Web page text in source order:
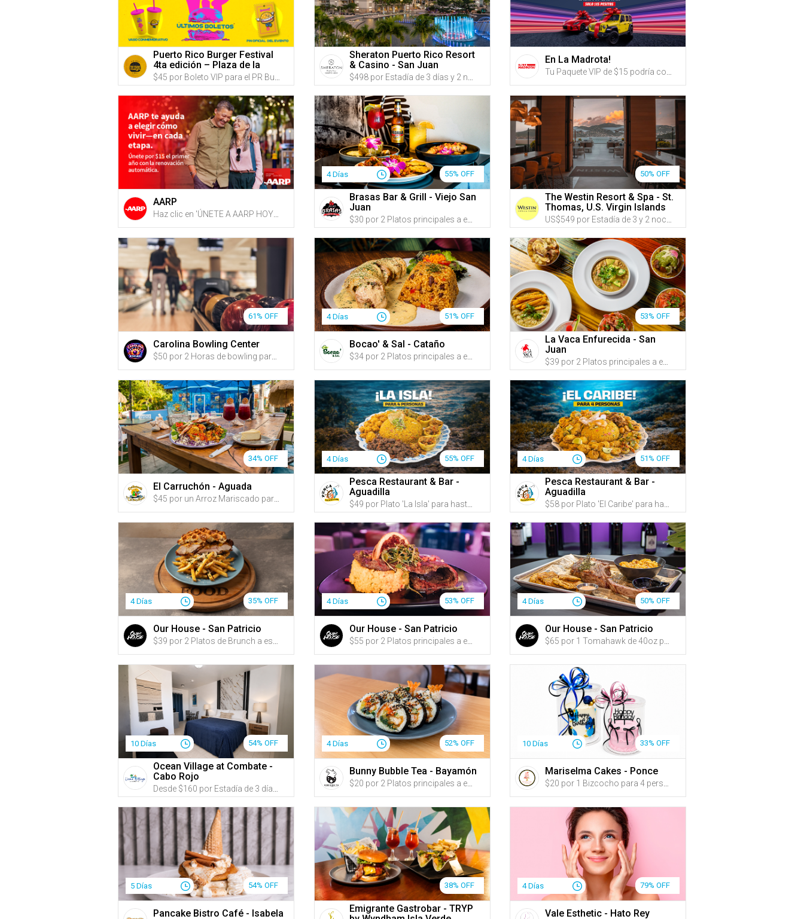
Puerto Rico Burger Festival
4ta edición – Plaza de la
Independencia, (Predios
Hiram Bithorn & Roberto
Clemente
Sheraton Puerto Rico Resort
& Casino - San Juan
En La Madrota!
AARP
4 Días 55% OFF
Brasas Bar & Grill - Viejo San
Juan
$30 por 2 Platos principales a escoger entre: Mofongo relleno de pollo en salsa cremosa de ajo; Salmón en salsa de parcha acompañado de majado del día; o Carne frita acompañada de mamposteao y tostones + 2 Sangrías, cervezas, jugos naturales o refrescos
50% OFF
The Westin Resort & Spa - St.
Thomas, U.S. Virgin Islands
61% OFF
Carolina Bowling Center
4 Días 51% OFF
Bocao' & Sal - Cataño
$34 por 2 Platos principales a escoger entre: Mofongo relleno de ropa vieja, camarones o pollo (escoge la salsa); Pechuga rellena de pulled pork, queso crema y amarillos, en salsa cremosa de ajo y tocineta; Filete de mero al ajillo o a la criolla; o Pasta en salsa de cuatro quesos con pollo o camarones servida con pan + 1 Acompañante a escoger entre: arroz mamposteao, arroz blanco y habichuelas, tostones de plátano, papas fritas hechas en casa, amarillos o ensalada de la casa + 1 Aperitivo a escoger entre: croquetas de mamposteao o empanadillas de pulled pork con salsa Guava BBQ y queso derretido + 2 Sangrías de la casa o refrescos + 15% de Descuento en postres (crème brûlée, flan de queso o cheesecake)
53% OFF
La Vaca Enfurecida - San
Juan
34% OFF
El Carruchón - Aguada
4 Días 55% OFF
Pesca Restaurant & Bar -
Aguadilla
$49 por Plato 'La Isla' para hasta 4 personas que incluye: Fajitas de churrasco, Masitas de pechuga, Pernil al mojo y Tostones rellenos de pechuga de pollo y amarillos + Arroz mamposteao + 4 Sangrías de guayaba o refrescos
4 Días 51% OFF
Pesca Restaurant & Bar -
Aguadilla
4 Días 35% OFF
Our House - San Patricio
4 Días 53% OFF
Our House - San Patricio
$55 por 2 Platos principales a escoger entre: T-Bone Steak (22oz), Churrasco (14oz), Porterhouse (20oz) o New York (12oz) + 1 Acompañante por plato a escoger entre: Arroz blanco con habichuelas, tostones, papas fritas, batatas fritas, papitas de pana, arañitas, Caesar Side Salad o House Salad + 2 Cócteles (1 por persona) a escoger entre: Tamarindo Sunset, Caribbean Storm, Cosmo Waba, Golden Honey, Watermelon Margarita o Reptile Margarita
4 Días 50% OFF
Our House - San Patricio
10 Días 54% OFF
Ocean Village at Combate -
Cabo Rojo
4 Días 52% OFF
Bunny Bubble Tea - Bayamón
$20 por 2 Platos principales a escoger entre: ‘Yakitori’ (2 pinchos de pollo o cerdo con un marinado taiwanese bañado en salsa guava bbq de la casa) servido con pan pita; ‘Shrimp Kimbap’ (rollos de arroz sazonado con aceite de sésame rellenos de zanahoria, espinaca, rábano coreano, zucchini y camarón tempura envueltos en premium Nori); Alitas coreanas a escoger entre nueve sabores; o 1 Arroz frito para compartir a escoger entre: ‘Bulgogi’, ‘Kimchi’ o ‘Sweet & Spicy Pork Belly y Kimchi’ + 2 Bubble Teas de 'Garden of Fruits' o Fizzy Pop
10 Días 33% OFF
Mariselma Cakes - Ponce
5 Días 54% OFF
Pancake Bistro Café - Isabela
38% OFF
Emigrante Gastrobar - TRYP
4 Días 79% OFF
Vale Esthetic - Hato Rey